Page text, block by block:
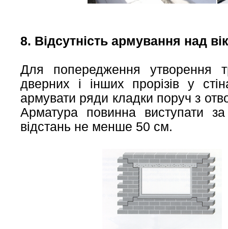
8. Відсутність армування над
Для попередження утворення
дверних і інших прорізів у
армувати ряди кладки поруч з
Арматура повинна виступати
відстань не менше 50 см.